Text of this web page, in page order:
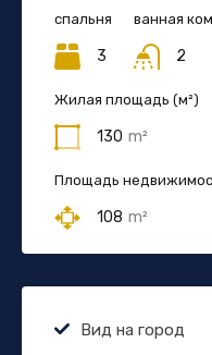
спальня
3
ванная
2
Жилая площадь (м²)
130 m²
Площадь
108 m²
Вид на город